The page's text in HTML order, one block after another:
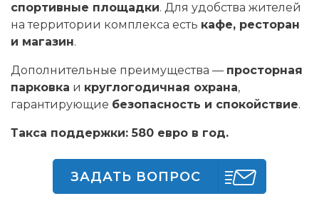
спортивные площадки. Для удобства жителей
на территории комплекса есть кафе, ресторан
и магазин.
Дополнительные преимущества — просторная
парковка и круглогодичная охрана,
гарантирующие безопасность и спокойствие.
Такса поддержки: 580 евро в год.
ЗАДАТЬ ВОПРОС